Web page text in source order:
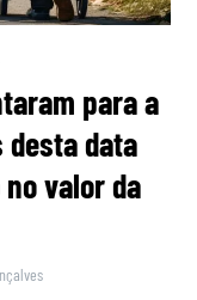
para a
desta data
valor da